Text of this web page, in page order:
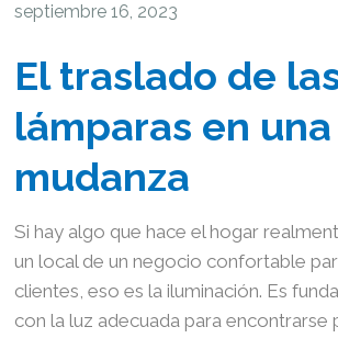
septiembre 16, 2023
El traslado de
lámparas en una
mudanza
Si hay algo que hace el hogar
un local de un negocio confortable
clientes, eso es la iluminación. Es
con la luz adecuada para encontrarse